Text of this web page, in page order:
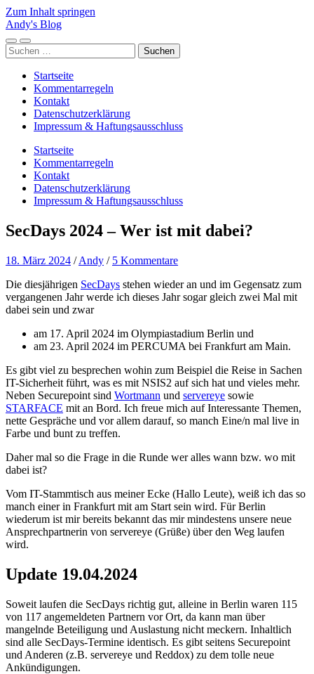
Zum Inhalt springen
Andy's Blog
Mobile-
Menü
Suchfeld
ein-/ausblenden
Suchen
nach:
Startseite
Kommentarregeln
Kontakt
Datenschutzerklärung
Impressum & Haftungsausschluss
Startseite
Kommentarregeln
Kontakt
Datenschutzerklärung
Impressum & Haftungsausschluss
SecDays 2024 – Wer ist mit dabei?
18. März 2024 /Andy / 5 Kommentare
Die diesjährigen SecDays stehen wieder an und im Gegensatz zum
vergangenen Jahr werde ich dieses Jahr sogar gleich zwei Mal mit
dabei sein und zwar
am 17. April 2024 im Olympiastadium Berlin und
am 23. April 2024 im PERCUMA bei Frankfurt am Main.
Es gibt viel zu besprechen wohin zum Beispiel die Reise in Sachen
IT-Sicherheit führt, was es mit NSIS2 auf sich hat und vieles mehr.
Neben Securepoint sind Wortmann und servereye sowie
STARFACE mit an Bord. Ich freue mich auf Interessante Themen,
nette Gespräche und vor allem darauf, so manch Eine/n mal live in
Farbe und bunt zu treffen.
Daher mal so die Frage in die Runde wer alles wann bzw. wo mit
dabei ist?
Vom IT-Stammtisch aus meiner Ecke (Hallo Leute), weiß ich das so
manch einer in Frankfurt mit am Start sein wird. Für Berlin
wiederum ist mir bereits bekannt das mir mindestens unsere neue
Ansprechpartnerin von servereye (Grüße) über den Weg laufen
wird.
Update 19.04.2024
Soweit laufen die SecDays richtig gut, alleine in Berlin waren 115
von 117 angemeldeten Partnern vor Ort, da kann man über
mangelnde Beteiligung und Auslastung nicht meckern. Inhaltlich
sind alle SecDays-Termine identisch. Es gibt seitens Securepoint
und Anderen (z.B. servereye und Reddox) zu dem tolle neue
Ankündigungen.